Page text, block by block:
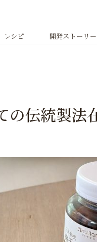
レシピ 開発ストーリー
の伝統製法